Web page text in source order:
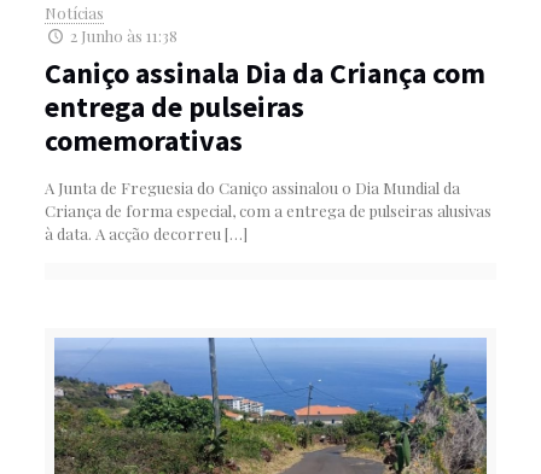
Notícias
2 Junho às 11:38
Caniço assinala Dia da Criança com
entrega de pulseiras
comemorativas
A Junta de Freguesia do Caniço assinalou o Dia Mundial da
Criança de forma especial, com a entrega de pulseiras alusivas
à data. A acção decorreu […]